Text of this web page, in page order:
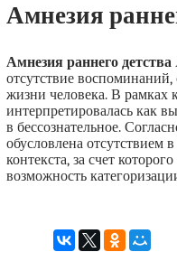
Амнезия
Амнезия раннего детства
отсутствие
жизни человека. В рамках
интерпретировалась как
в бессознательное.
обусловлена отсутствием
контекста, за счет
возможность